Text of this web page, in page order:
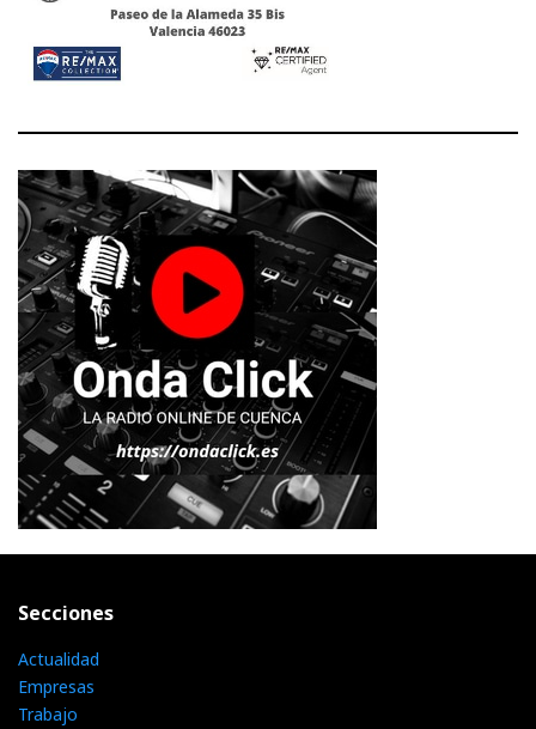
Secciones
Actualidad
Empresas
Trabajo